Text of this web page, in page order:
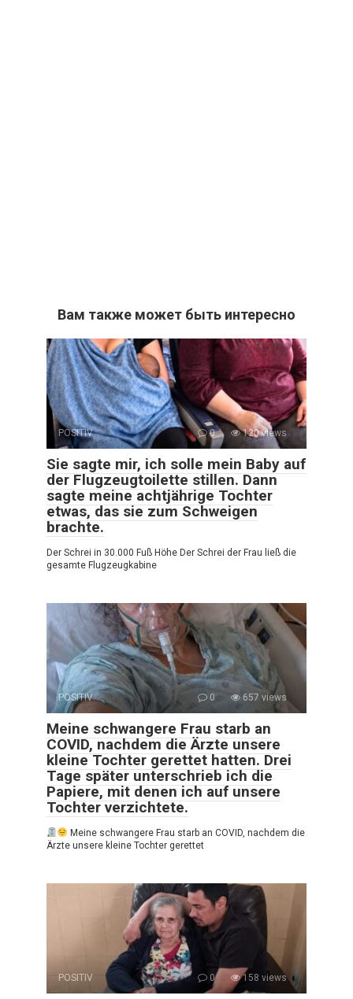
Вам также может быть интересно
POSITIV 0 120 views
Sie sagte mir, ich solle mein Baby auf
der Flugzeugtoilette stillen. Dann
sagte meine achtjährige Tochter
etwas, das sie zum Schweigen
brachte.
Der Schrei in 30.000 Fuß Höhe Der Schrei der Frau ließ die
gesamte Flugzeugkabine
POSITIV 0 657 views
Meine schwangere Frau starb an
COVID, nachdem die Ärzte unsere
kleine Tochter gerettet hatten. Drei
Tage später unterschrieb ich die
Papiere, mit denen ich auf unsere
Tochter verzichtete.
Meine schwangere Frau starb an COVID, nachdem die
Ärzte unsere kleine Tochter gerettet
POSITIV 0 158 views